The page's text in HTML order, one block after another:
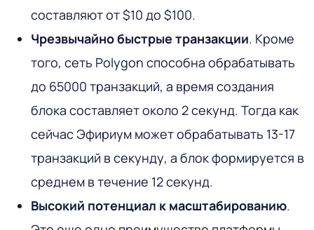
составляют от $10 до $100.
Чрезвычайно быстрые транзакции. Кроме
того, сеть Polygon способна обрабатывать
до 65000 транзакций, а время создания
блока составляет около 2 секунд. Тогда как
сейчас Эфириум может обрабатывать 13-17
транзакций в секунду, а блок формируется в
среднем в течение 12 секунд.
Высокий потенциал к масштабированию.